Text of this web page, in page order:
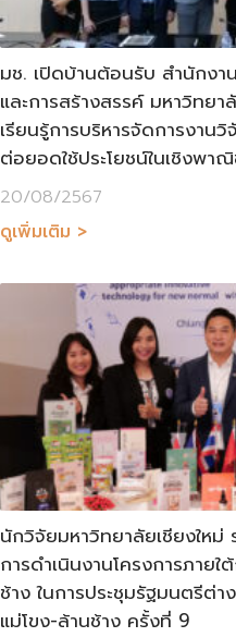
มช. เปิดบ้านต้อนรับ สำนักงา
และการสร้างสรรค์ มหาวิทย
เรียนรู้การบริหารจัดการงาน
ต่อยอดใช้ประโยชน์ในเชิงพา
20/08/2567
ดูเพิ่มเติม >
นักวิจัยมหาวิทยาลัยเชียงให
การดำเนินงานโครงการภาย
ช้าง ในการประชุมรัฐมนตรีต่
แม่โขง-ล้านช้าง ครั้งที่ 9